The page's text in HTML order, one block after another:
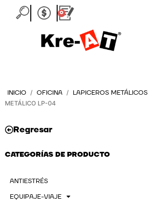
0
Carrito
INICIO / OFICINA / LAPICEROS METÁLICOS
METÁLICO LP-04
Regresar
CATEGORÍAS DE PRODUCTO
ANTIESTRÉS
EQUIPAJE-VIAJE